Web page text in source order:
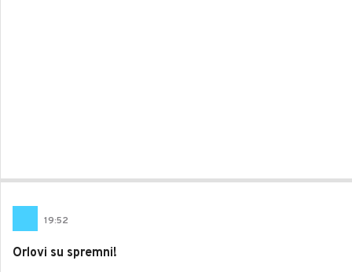
19:52
Orlovi su spremni!